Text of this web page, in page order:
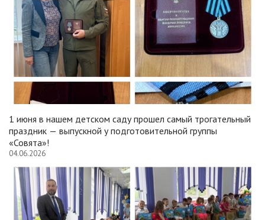
1 июня в нашем детском саду прошел самый трогательный
праздник — выпускной у подготовительной группы
«Совята»!
04.06.2026